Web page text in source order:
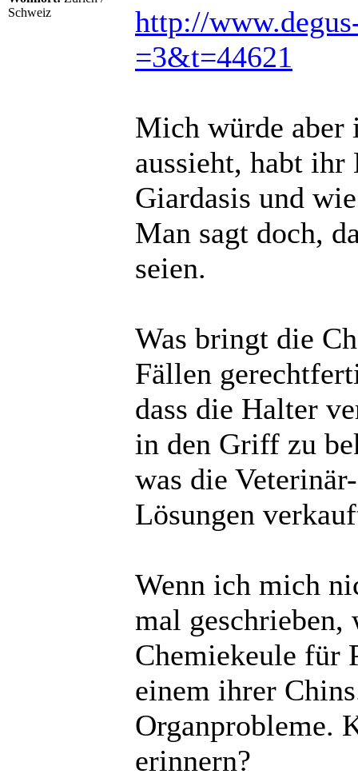
Schweiz
http://
=3&t=44621
Mich würde aber
aussieht, habt
Giardasis und
Man sagt doch,
seien.
Was bringt die
Fällen
dass die Halter
in den Griff zu
was die
Lösungen
Wenn ich mich
mal geschrieben,
Chemiekeule für
einem ihrer
Organprobleme.
erinnern?